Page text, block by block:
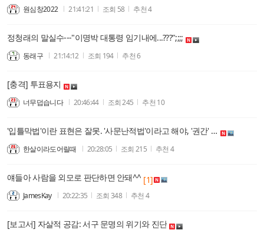
원심창2022 21:41:21 조회 58 추천4
정청래의 말실수---"이명박 대통령 임기내에...???";;;;
동래구 21:14:12 조회 194 추천6
[충격] 투표용지
너무덥습니다 20:46:44 조회245 추천 10
'입틀막법'이란 표현은 잘못. '사문난적법'이라고 해야, '권간' '노적' '척신' '편당'등의 어휘의 현재버전은 그들이 기를 쓰고 짓이겨 버리는 속내를 정확히 제시해야
한살이라도어릴때 20:28:05 조회 215 추천 4
얘들아 사람을 외모로 판단하면 안돼^^ [1]
JamesKay 20:22:35 조회 348 추천 4
[보고서] 자살적 공감: 서구 문명의 위기와 진단